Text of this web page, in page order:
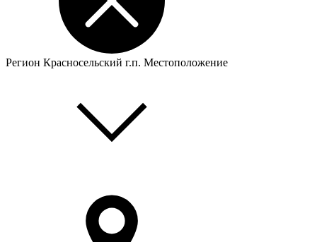
Регион Красносельский г.п. Местоположение